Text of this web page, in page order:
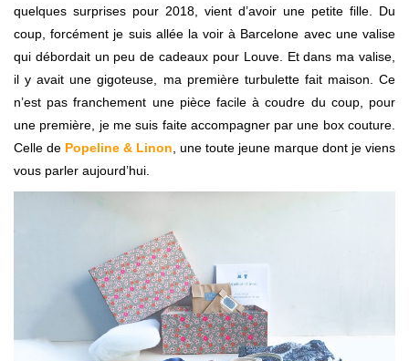
quelques surprises pour 2018, vient d’avoir une petite fille. Du
coup, forcément je suis allée la voir à Barcelone avec une valise
qui débordait un peu de cadeaux pour Louve. Et dans ma valise,
il y avait une gigoteuse, ma première turbulette fait maison. Ce
n’est pas franchement une pièce facile à coudre du coup, pour
une première, je me suis faite accompagner par une box couture.
Celle de Popeline & Linon , une toute jeune marque dont je viens
vous parler aujourd’hui.